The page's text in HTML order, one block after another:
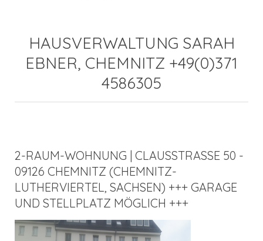
HAUSVERWALTUNG SARAH
EBNER, CHEMNITZ +49(0)371
4586305
2-RAUM-WOHNUNG | CLAUSSTRASSE 50 - 0
9126 CHEMNITZ (CHEMNITZ-L
UTHERVIERTEL, SACHSEN) +++ GARAGE U
ND STELLPLATZ MÖGLICH +++